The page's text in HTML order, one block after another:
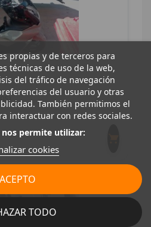
propias y de terceros para
técnicas de uso de la web,
del tráfico de navegación
del usuario y otras
También permitimos el
interactuar con redes sociales.
permite utilizar:
cookies
TODO
ACEPTO